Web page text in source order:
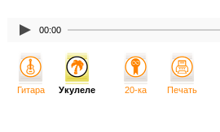
00:00
Гитара Укулеле 20-ка Печать